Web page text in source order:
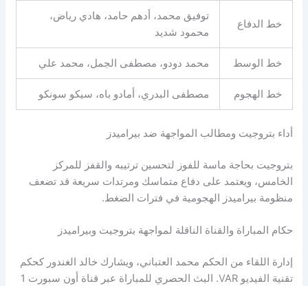
خط الدفاع
توفيق محمد، أدهم حامد، هادي رياض،
محمود شديد
خط الوسط محمد دودو، مصطفى الجمل، محمد علي
خط الهجوم مصطفى البدري، أمادو باه، سيكو سونكو
أداء بتروجيت ومطالب المواجهة ضد بيراميدز
بتروجيت بحاجة ماسة للفوز لتحسين ترتيبه والقفز للمركز
الخامس، ويعتمد على دفاع متماسك ومرتدات سريعة قد تضعف
منظومة بيراميدز الهجومية في فترات الضغط.
حكام المباراة والقناة الناقلة لمواجهة بتروجيت وبيراميدز
إدارة اللقاء من الحكم محمد العتباني، ويشارك خالد الغندور كحكم
تقنية الفيديو VAR. البث الحصري للمباراة عبر قناة أون سبورت 1